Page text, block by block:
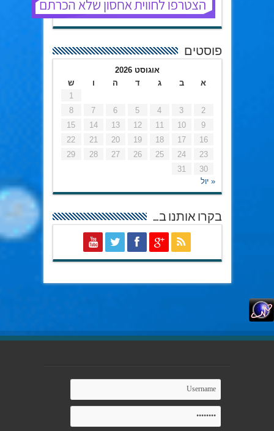
פוסטים
אוגוסט 2026
א
ב ג ד ה ו
ש
1
2
3
4
5
6
7
8
9
10
11
12
13
14
15
16
17
18
19
20
21
22
23
24
25
26
27
28
29
30
31
« יול
בקרו אותנו ב…